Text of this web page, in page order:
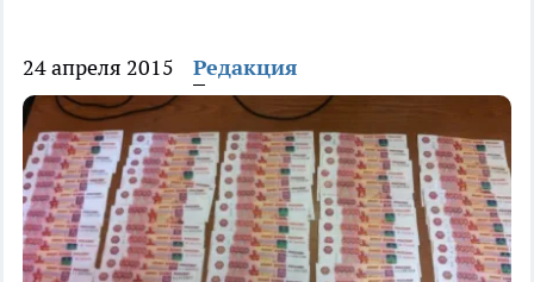
24 апреля 2015 Редакция